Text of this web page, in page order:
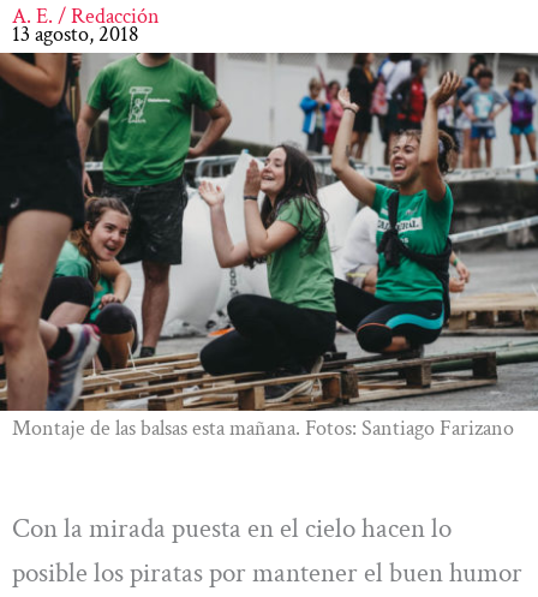
A. E. / Redacción
13 agosto, 2018
Montaje de las balsas esta mañana. Fotos: Santiago Farizano
Con la mirada puesta en el cielo hacen lo
posible los piratas por mantener el buen humor